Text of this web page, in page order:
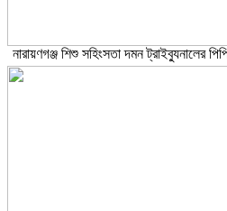
নারায়ণগঞ্জ শিশু সহিংসতা দমন ট্রাইব্যুনালের